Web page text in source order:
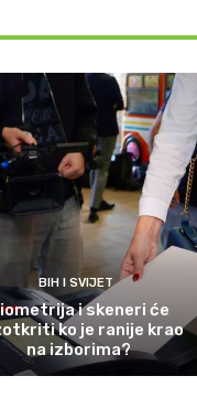
BIH I SVIJET
i skeneri će
ko je ranije krao
na izborima?